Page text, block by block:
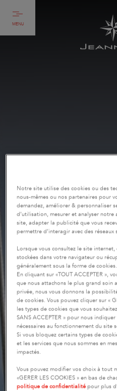
MENU
Notre site utilise des cookies ou des
nous-mêmes ou nos partenaires pour
demandez, améliorer & personnaliser
d’utilisation, mesurer et analyser
site, adapter la publicité que vous
permettre d’interagir avec des réseaux
Lorsque vous consultez le site
stockées dans votre navigateur ou
généralement sous la forme de cookies.
En cliquant sur «TOUT ACCEPTER »,
que nous attachons le plus grand soin
privée, nous vous donnons la
de cookies. Vous pouvez cliquer sur «
les types de cookies que vous
SANS ACCEPTER » pour nous
nécessaires au fonctionnement du site
Si vous bloquez certains types de
et les services que nous sommes en
impactés.
Vous pouvez modifier vos choix à tout
«GERER LES COOKIES » en bas de
politique de confidentialité pour plus